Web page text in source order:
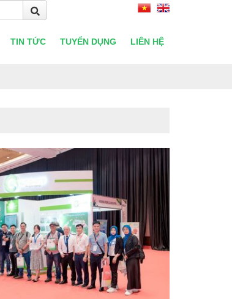
TIN TỨC TUYỂN DỤNG LIÊN HỆ